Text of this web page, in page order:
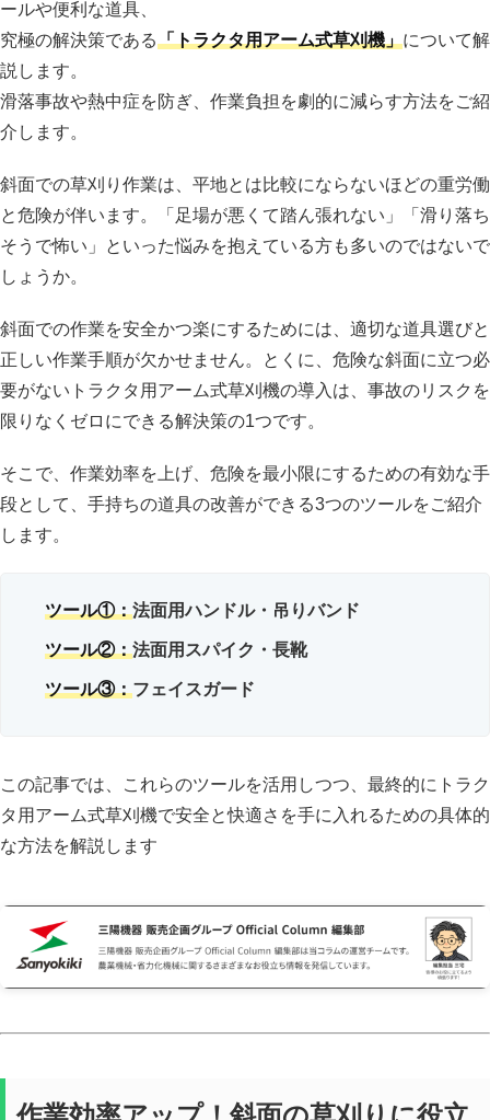
ールや便利な道具、
究極の解決策である「トラクタ用アーム式草刈機」について解
説します。
滑落事故や熱中症を防ぎ、作業負担を劇的に減らす方法をご紹
介します。
斜面での草刈り作業は、平地とは比較にならないほどの重労働
と危険が伴います。「足場が悪くて踏ん張れない」「滑り落ち
そうで怖い」といった悩みを抱えている方も多いのではないで
しょうか。
斜面での作業を安全かつ楽にするためには、適切な道具選びと
正しい作業手順が欠かせません。とくに、危険な斜面に立つ必
要がないトラクタ用アーム式草刈機の導入は、事故のリスクを
限りなくゼロにできる解決策の1つです。
そこで、作業効率を上げ、危険を最小限にするための有効な手
段として、手持ちの道具の改善ができる3つのツールをご紹介
します。
ツール①：法面用ハンドル・吊りバンド
ツール②：法面用スパイク・長靴
ツール③：フェイスガード
この記事では、これらのツールを活用しつつ、最終的にトラク
タ用アーム式草刈機で安全と快適さを手に入れるための具体的
な方法を解説します